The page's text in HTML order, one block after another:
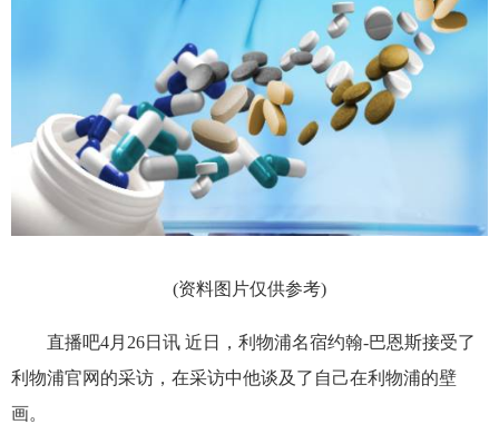
(资料图片仅供参考)
直播吧4月26日讯 近日，利物浦名宿约翰-巴恩斯接受了
利物浦官网的采访，在采访中他谈及了自己在利物浦的壁
画。